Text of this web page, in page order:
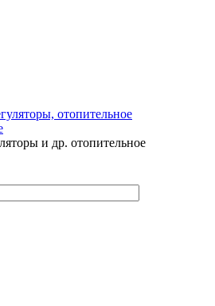
и др. отопительное